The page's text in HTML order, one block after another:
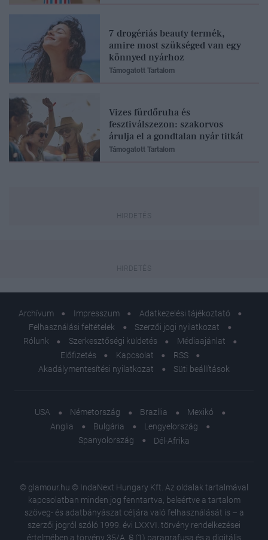
7 drogériás beauty termék,
amire most szükséged van egy
könnyed nyárhoz
Támogatott Tartalom
Vizes fürdőruha és
fesztiválszezon: szakorvos
árulja el a gondtalan nyár titkát
Támogatott Tartalom
Archívum Impresszum
Adatkezelési tájékoztató
Felhasználási feltételek
Szerzői jogi nyilatkozat
Rólunk
Szerkesztőségi küldetés
Médiaajánlat
Előfizetés
Kapcsolat
RSS
Akadálymentesítési nyilatkozat
Süti beállítások
USA Németország Brazília
Mexikó
Anglia
Bulgária
Lengyelország
Spanyolország
Dél-Afrika
© glamour.hu © IndaNext Hungary Kft. Az oldalak tartalmával
kapcsolatban minden jog fenntartva, beleértve a tartalom
szöveg- és adatbányászat céljára való felhasználását is – a
szerzői jogról szóló 1999. évi LXXVI. törvény rendelkezései
értelmében a törvény 35/A. § (1) paragrafusa és a digitális